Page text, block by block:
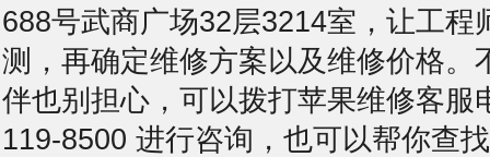
688号武商广场32层3214室，让工程
测，再确定维修方案以及维修价格。
伴也别担心，可以拨打苹果维修客服
119-8500 进行咨询，也可以帮你查